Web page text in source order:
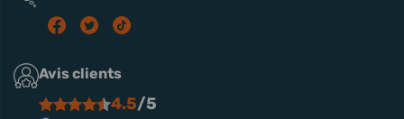
Avis clients
4.5/5